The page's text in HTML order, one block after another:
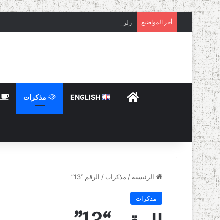
أخر المواضيع زلزال مصر
HOME
ENGLISH مذكرات
الرئيسية / مذكرات / الرقم “13”
مذكرات